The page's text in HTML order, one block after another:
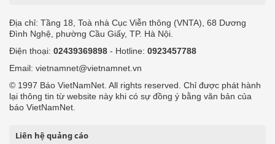
Địa chỉ: Tầng 18, Toà nhà Cục Viễn thông (VNTA), 68 Dương
Đình Nghệ, phường Cầu Giấy, TP. Hà Nội.
Điện thoại: 02439369898 - Hotline: 0923457788
Email: vietnamnet@vietnamnet.vn
© 1997 Báo VietNamNet. All rights reserved. Chỉ được phát hành
lại thông tin từ website này khi có sự đồng ý bằng văn bản của
báo VietNamNet.
Liên hệ quảng cáo